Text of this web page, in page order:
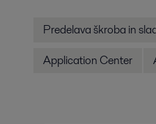
Predelava škroba in
Application Center